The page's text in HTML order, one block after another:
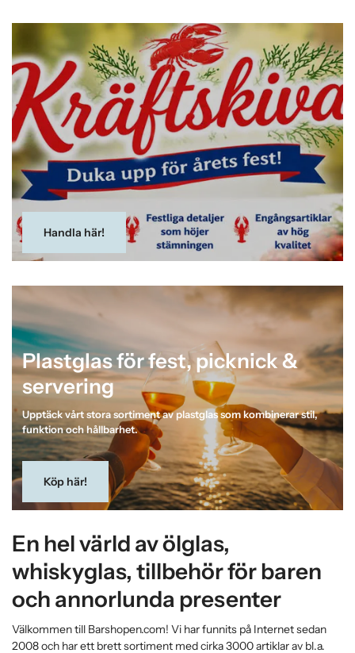
Handla här!
Plastglas för fest, picknick &
servering
Upptäck vårt stora sortiment av plastglas som kombinerar stil,
funktion och hållbarhet.
Köp här!
En hel värld av ölglas,
whiskyglas, tillbehör för baren
och annorlunda presenter
Välkommen till Barshopen.com! Vi har funnits på Internet sedan
2008 och har ett brett sortiment med cirka 3000 artiklar av bl.a.